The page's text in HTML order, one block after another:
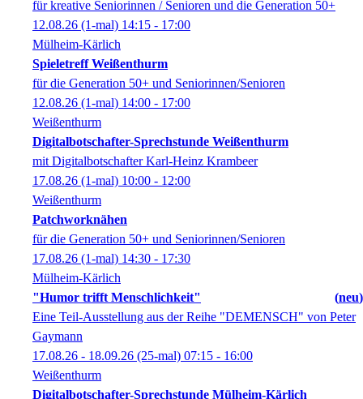
für kreative Seniorinnen / Senioren und die Generation 50+
12.08.26 (1-mal) 14:15 - 17:00
Mülheim-Kärlich
Spieletreff Weißenthurm
für die Generation 50+ und Seniorinnen/Senioren
12.08.26 (1-mal) 14:00 - 17:00
Weißenthurm
Digitalbotschafter-Sprechstunde Weißenthurm
mit Digitalbotschafter Karl-Heinz Krambeer
17.08.26 (1-mal) 10:00 - 12:00
Weißenthurm
Patchworknähen
für die Generation 50+ und Seniorinnen/Senioren
17.08.26 (1-mal) 14:30 - 17:30
Mülheim-Kärlich
"Humor trifft Menschlichkeit"
neu
Eine Teil-Ausstellung aus der Reihe "DEMENSCH" von Peter
Gaymann
17.08.26 - 18.09.26 (25-mal) 07:15 - 16:00
Weißenthurm
Digitalbotschafter-Sprechstunde Mülheim-Kärlich